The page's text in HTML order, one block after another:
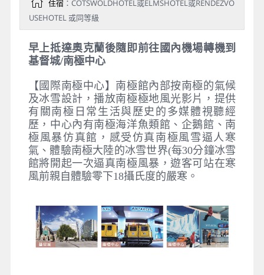
住宿：COTSWOLDHOTEL或ELMSHOTEL或RENDEZVO
USEHOTEL 或同等級
早上抵達奧克蘭後隨即前往國內機場轉機到
基督城/南極中心
【國際南極中心】南極館內部按南極的氣候
及冰雪設計，播放南極極地風光影片，提供
有關南極日常生活與歷史的多媒體視聽經
歷，中心內有南極海洋魚類館、企鵝館、南
極風暴仿真館，感受仿真南極風雪逼人寒
氣、體驗南極大陸的冰雪世界(每30分鐘冰雪
館將開起一次逼真南極風暴，遊客可站在寒
風前親自體驗零下18攝氏度的嚴寒。